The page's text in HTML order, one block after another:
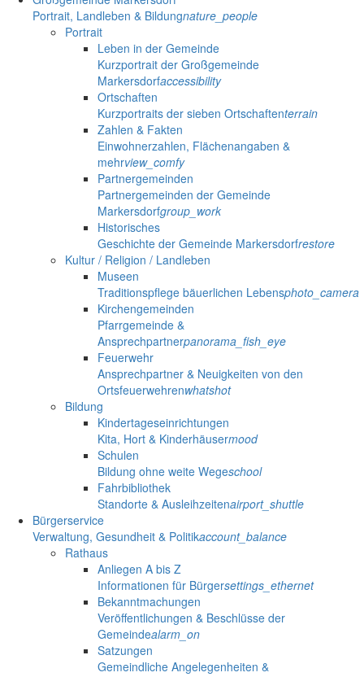
Portrait, Landleben & Bildungnature_people
Portrait
Leben in der Gemeinde
Kurzportrait der Großgemeinde
Markersdorfaccessibility
Ortschaften
Kurzportraits der sieben Ortschaftenterrain
Zahlen & Fakten
Einwohnerzahlen, Flächenangaben &
mehrview_comfy
Partnergemeinden
Partnergemeinden der Gemeinde
Markersdorfgroup_work
Historisches
Geschichte der Gemeinde Markersdorfrestore
Kultur / Religion / Landleben
Museen
Traditionspflege bäuerlichen Lebensphoto_camera
Kirchengemeinden
Pfarrgemeinde &
Ansprechpartnerpanorama_fish_eye
Feuerwehr
Ansprechpartner & Neuigkeiten von den
Ortsfeuerwehrenwhatshot
Bildung
Kindertageseinrichtungen
Kita, Hort & Kinderhäusermood
Schulen
Bildung ohne weite Wegeschool
Fahrbibliothek
Standorte & Ausleihzeitenairport_shuttle
Bürgerservice
Verwaltung, Gesundheit & Politikaccount_balance
Rathaus
Anliegen A bis Z
Informationen für Bürgersettings_ethernet
Bekanntmachungen
Veröffentlichungen & Beschlüsse der
Gemeindealarm_on
Satzungen
Gemeindliche Angelegenheiten &